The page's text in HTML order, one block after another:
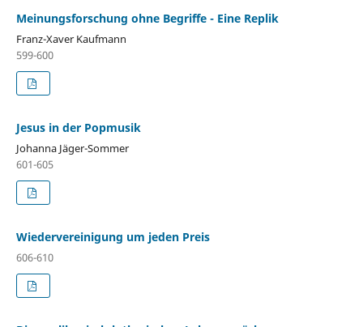
Meinungsforschung ohne Begriffe - Eine Replik
Franz-Xaver Kaufmann
599-600
Jesus in der Popmusik
Johanna Jäger-Sommer
601-605
Wiedervereinigung um jeden Preis
606-610